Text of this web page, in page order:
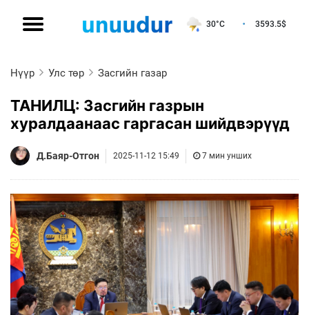
30°C 3593.5$
Нүүр Улс төр Засгийн газар
ТАНИЛЦ: Засгийн газрын
хуралдаанаас гаргасан шийдвэрүүд
Д.Баяр-Отгон 2025-11-12 15:49 7 мин унших